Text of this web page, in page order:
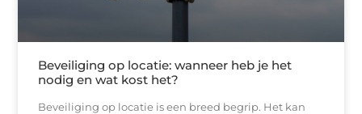
Beveiliging op locatie: wanneer heb je het
nodig en wat kost het?
Beveiliging op locatie is een breed begrip. Het kan